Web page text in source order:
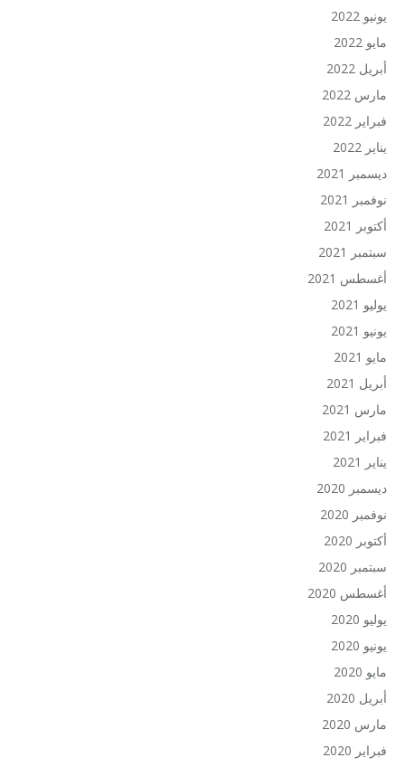
يونيو 2022
مايو 2022
أبريل 2022
مارس 2022
فبراير 2022
يناير 2022
ديسمبر 2021
نوفمبر 2021
أكتوبر 2021
سبتمبر 2021
أغسطس 2021
يوليو 2021
يونيو 2021
مايو 2021
أبريل 2021
مارس 2021
فبراير 2021
يناير 2021
ديسمبر 2020
نوفمبر 2020
أكتوبر 2020
سبتمبر 2020
أغسطس 2020
يوليو 2020
يونيو 2020
مايو 2020
أبريل 2020
مارس 2020
فبراير 2020